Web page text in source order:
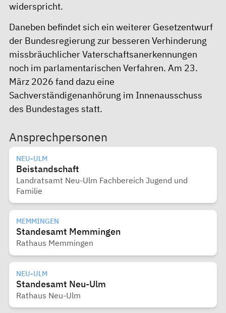
widerspricht.
Daneben befindet sich ein weiterer Gesetzentwurf
der Bundesregierung zur besseren Verhinderung
missbräuchlicher Vaterschaftsanerkennungen
noch im parlamentarischen Verfahren. Am 23.
März 2026 fand dazu eine
Sachverständigenanhörung im Innenausschuss
des Bundestages statt.
Ansprechpersonen
NEU-ULM
Beistandschaft
Landratsamt Neu-Ulm Fachbereich Jugend und
Familie
MEMMINGEN
Standesamt Memmingen
Rathaus Memmingen
NEU-ULM
Standesamt Neu-Ulm
Rathaus Neu-Ulm